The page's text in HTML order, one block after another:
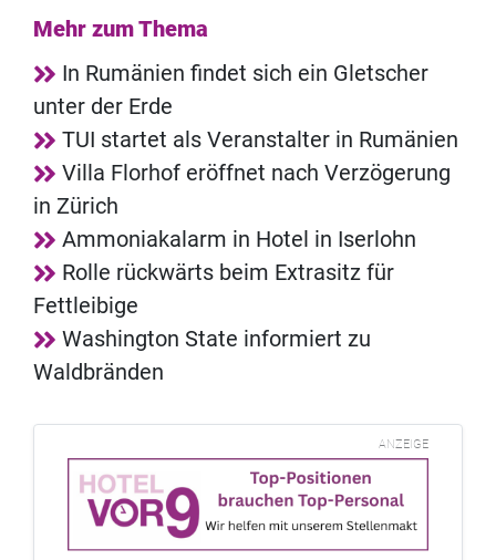
Mehr zum Thema
In Rumänien findet sich ein Gletscher
unter der Erde
TUI startet als Veranstalter in Rumänien
Villa Florhof eröffnet nach Verzögerung
in Zürich
Ammoniakalarm in Hotel in Iserlohn
Rolle rückwärts beim Extrasitz für
Fettleibige
Washington State informiert zu
Waldbränden
ANZEIGE